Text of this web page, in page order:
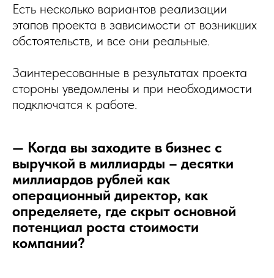
Есть несколько вариантов реализации
этапов проекта в зависимости от возникших
обстоятельств, и все они реальные.
Заинтересованные в результатах проекта
стороны уведомлены и при необходимости
подключатся к работе.
— Когда вы заходите в бизнес с
выручкой в миллиарды – десятки
миллиардов рублей как
операционный директор, как
определяете, где скрыт основной
потенциал роста стоимости
компании?